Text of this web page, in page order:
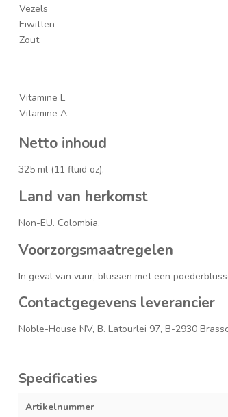
Vezels
Eiwitten
Zout
Vitamine E
Vitamine A
Netto inhoud
325 ml (11 fluid oz).
Land van herkomst
Non-EU. Colombia.
Voorzorgsmaatregelen
In geval van vuur, blussen met een
Contactgegevens leverancier
Noble-House NV, B. Latourlei 97, B-2930
Specificaties
Artikelnummer